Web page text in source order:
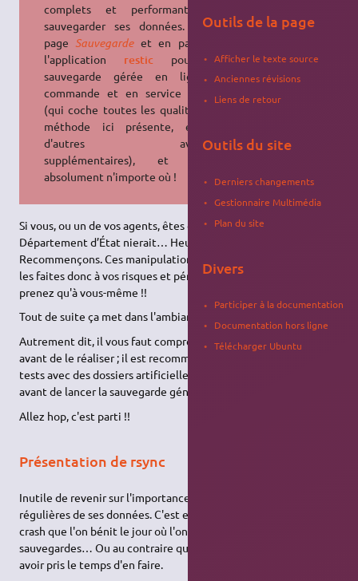
complets et performants pour
sauvegarder ses données. Voir la
page Sauvegardeet en particulier
l'application restic pour une
sauvegarde gérée en ligne de
commande et en service
(qui coche toutes les qualités de la
méthode ici présente, et bien
d'autres avantages
supplémentaires), et stockée
absolument n'importe où !
Si vous, ou un de vos agents, êtes capturés en mission, le
Département d’État nierait… Heu non, ce n'est pas ça.
Recommençons. Ces manipulations ne sont pas triviales, vous
les faites donc à vos risques et périls. Si ça plante, ne vous en
prenez qu'à vous-même !!
Tout de suite ça met dans l'ambiance, non ?
Autrement dit, il vous faut comprendre ce que vous faites
avant de le réaliser ; il est recommandé de faire d'abord des
tests avec des dossiers artificiellement créés pour l'occasion,
avant de lancer la sauvegarde générale.
Allez hop, c'est parti !!
Présentation de rsync
Inutile de revenir sur l'importance de faire des sauvegardes
régulières de ses données. C'est en général au moment d'un
crash que l'on bénit le jour où l'on a mis en place ses
sauvegardes… Ou au contraire que l'on se maudit de ne pas
avoir pris le temps d'en faire.
Outils de la page
Afficher le texte source
Anciennes révisions
Liens de retour
Outils du site
Derniers changements
Gestionnaire Multimédia
Plan du site
Divers
Participer à la documentation
Documentation hors ligne
Télécharger Ubuntu